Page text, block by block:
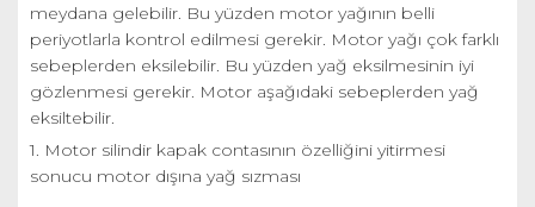
meydana gelebilir. Bu yüzden motor yağının belli
periyotlarla kontrol edilmesi gerekir. Motor yağı çok farklı
sebeplerden eksilebilir. Bu yüzden yağ eksilmesinin iyi
gözlenmesi gerekir. Motor aşağıdaki sebeplerden yağ
eksiltebilir.
1. Motor silindir kapak contasının özelliğini yitirmesi
sonucu motor dışına yağ sızması